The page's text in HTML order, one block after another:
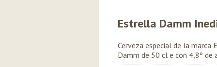
Estrella Damm
Cerveza especial de la marca
Damm de 50 cl e con 4,8º de